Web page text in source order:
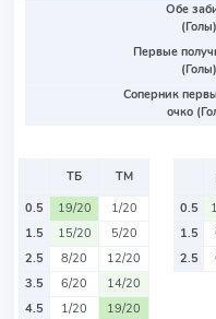
Обе
(Голы)
Первые
(Голы)
Соперник
очко
ТБ
ТМ
0.5
19/20
1/20
1.5
15/20
5/20
2.5
8/20
12/20
3.5
6/20
14/20
4.5
1/20
19/20
0.5
1.5
2.5